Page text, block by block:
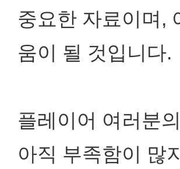
중요한 자료이며,
움이 될 것입니다.
플레이어 여러분
아직 부족함이 많